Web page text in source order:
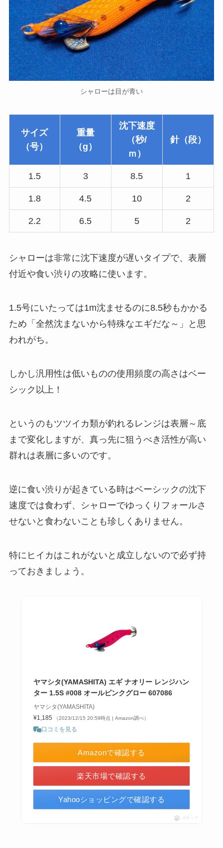
シャローは目が青い
サイズ
（号）
重量
（g）
沈下速度
（秒/
ｍ）
針（段）
1.5 3 8.5 1
1.8 4.5 10 2
2.2 6.5 5 2
シャローは非常に沈下速度が遅いタイプで、表層
付近や食い渋りの攻略に使います。
1.5号にいたっては1m沈ませるのに8.5秒もかかる
ため「全然沈まないから特殊なエギだな～」と思
われがち。
しかし汎用性は低いものの使用頻度の高さはベー
シック以上！
というのもツツイカ類が釣れるレンジは表層～底
まで変化しますが、真っ先に狙うべき活性が高い
群れは表層に多いのです。
逆に食い渋りが起きている時はベーシックの沈下
速度では食わず、シャローでゆっくりフォールさ
せないと食わないことも珍しくありません。
特にヒイカはこれがないと成立しないので必ず持
っておきましょう。
ヤマシタ(YAMASHITA) エギ ナオリー レンジハン
ター 1.5S #008 オールピンクグロー 607086
ヤマシタ(YAMASHITA)
¥1,185
（2023/12/15 20:59時点 | Amazon調べ）
口コミを見る
Amazonで確認する
楽天市場で確認する
Yahooショッピングで確認する
ポチップ